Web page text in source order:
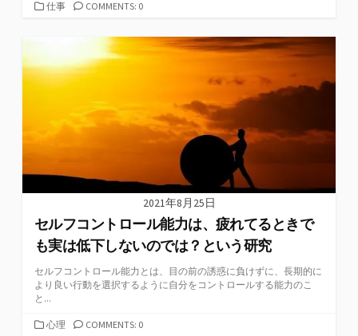
カ
ー
仕事 COMMENTS: 0
2021年8月25日
セルフコントロール能力は、疲れてるときで
も実は低下しないのでは？という研究
セルフコントロール能力とは、目の前の誘惑に負けずに、長期的に
より良い行動を選択するように自分をコントロールする能力のこ
と...
カ心理 COMMENTS: 0